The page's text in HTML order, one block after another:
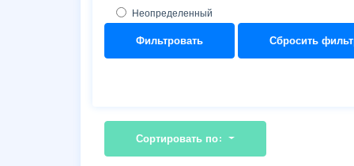
Неопределенный
Фильтровать Сбросить
Сортировать по: